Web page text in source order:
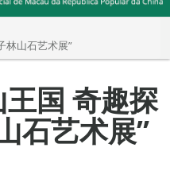
山石艺术展”
国 奇趣探
石艺术展”